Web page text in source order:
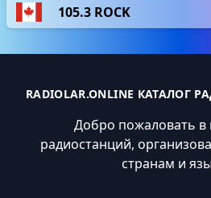
105.3 ROCK
RADIOLAR.ONLINE КАТАЛОГ
Добро пожаловать в
радиостанций,
странам и